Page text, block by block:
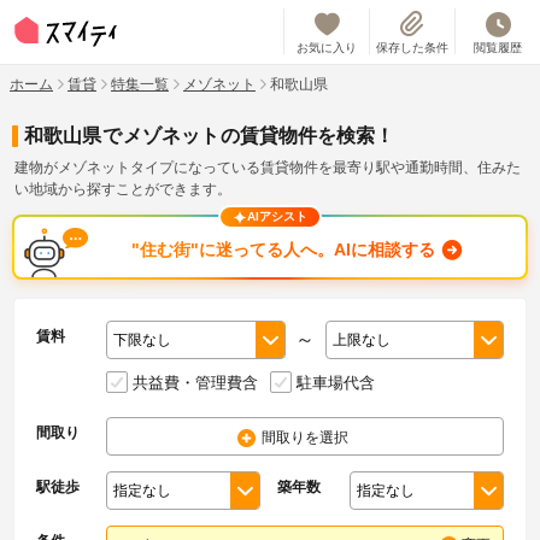
お気に入り 保存した条件 閲覧履歴
ホーム 賃貸 特集一覧 メゾネット 和歌山県
和歌山県で メゾネット の賃貸物件を検索！
建物がメゾネットタイプになっている賃貸物件を最寄り駅や通勤時間、住みた
い地域から探すことができます。
AIアシスト
"住む街"に迷ってる人へ。AIに相談する
賃料 ～
共益費・管理費含 駐車場代含
間取り 間取りを選択
駅徒歩 築年数